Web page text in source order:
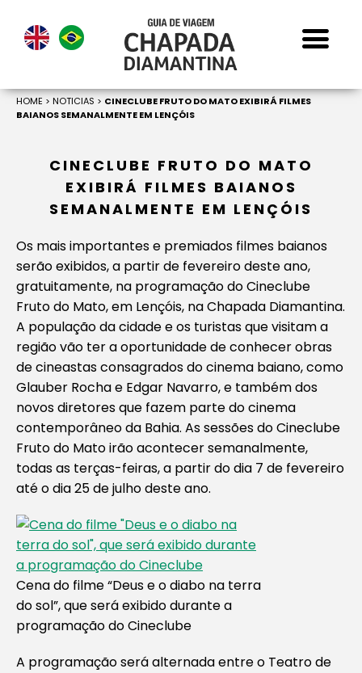
HOME > NOTICIAS > CINECLUBE FRUTO DO MATO EXIBIRÁ FILMES
BAIANOS SEMANALMENTE EM LENÇÓIS
CINECLUBE FRUTO DO MATO
EXIBIRÁ FILMES BAIANOS
SEMANALMENTE EM LENÇÓIS
Os mais importantes e premiados filmes baianos
serão exibidos, a partir de fevereiro deste ano,
gratuitamente, na programação do Cineclube
Fruto do Mato, em Lençóis, na Chapada Diamantina.
A população da cidade e os turistas que visitam a
região vão ter a oportunidade de conhecer obras
de cineastas consagrados do cinema baiano, como
Glauber Rocha e Edgar Navarro, e também dos
novos diretores que fazem parte do cinema
contemporâneo da Bahia. As sessões do Cineclube
Fruto do Mato irão acontecer semanalmente,
todas as terças-feiras, a partir do dia 7 de fevereiro
até o dia 25 de julho deste ano.
Cena do filme “Deus e o diabo na terra
do sol”, que será exibido durante a
programação do Cineclube
A programação será alternada entre o Teatro de